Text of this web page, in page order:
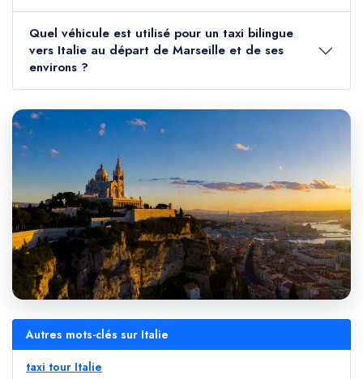
Quel véhicule est utilisé pour un taxi bilingue
vers Italie au départ de Marseille et de ses
environs ?
Autres mots-clés sur Italie
taxi tour Italie